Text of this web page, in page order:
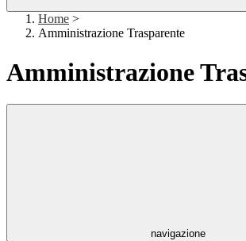
Home >
Amministrazione Trasparente
Amministrazione
navigazione